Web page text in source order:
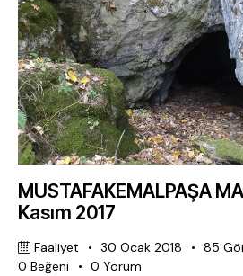
MUSTAFAKEMALPAŞA
Kasım 2017
Faaliyet 30 Ocak 2018 85
0 Beğeni 0 Yorum